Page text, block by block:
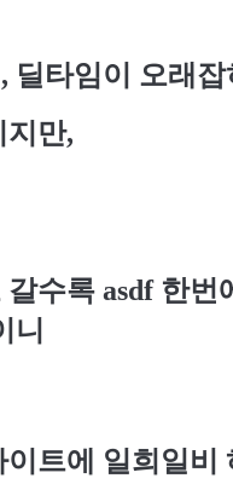
, 딜타임이 오래
지만,
갈수록 asdf 한번
니
이트에 일희일